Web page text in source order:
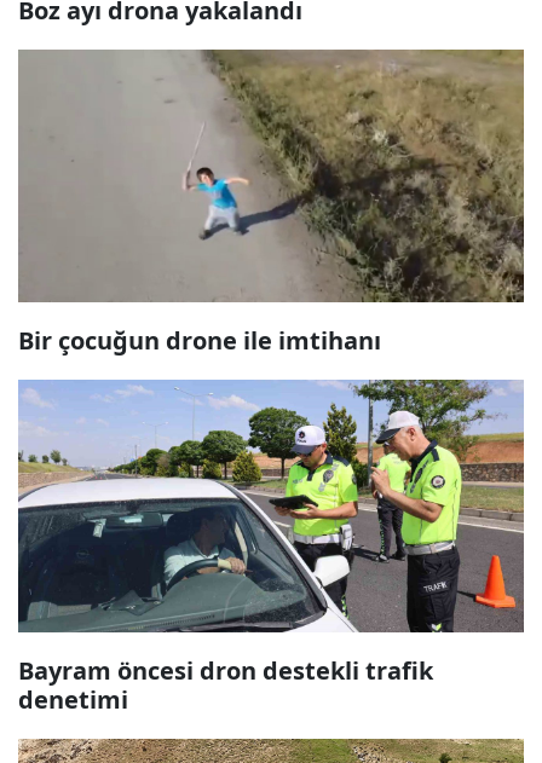
Boz ayı drona yakalandı
Bir çocuğun drone ile imtihanı
Bayram öncesi dron destekli trafik
denetimi